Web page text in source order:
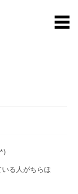
る人がちらほ